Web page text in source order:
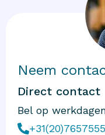
Neem
Direct contact
Bel op
+31(20)7657555